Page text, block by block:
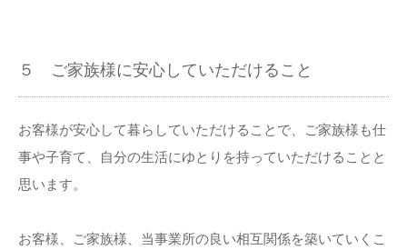
５ ご家族様に安心していただけること
お客様が安心して暮らしていただけることで、ご家族様も仕
事や子育て、自分の生活にゆとりを持っていただけることと
思います。
お客様、ご家族様、当事業所の良い相互関係を築いていくこ